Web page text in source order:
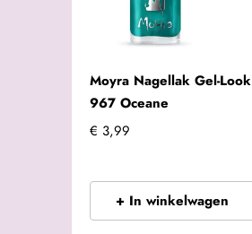
Moyra Nagellak Gel-Look
967 Oceane
€ 3,99
+ In winkelwagen